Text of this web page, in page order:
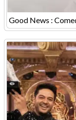
Good News :